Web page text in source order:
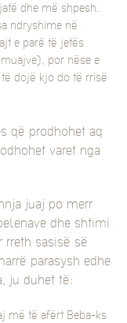
dhe më shpesh.
ndryshime në
e parë të jetës
por nëse e
dojë kjo do të rrisë
që prodhohet aq
varet nga
juaj po merr
dhe shtimi
rreth sasisë së
parasysh edhe
ju duhet të:
më të afërt Beba-ks